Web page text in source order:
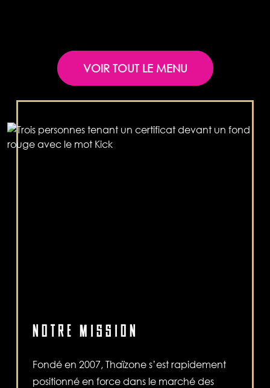
VOIR TOUT LE MENU
NOTRE MISSION
Fondé en 2007, Thaïzone s’est rapidement
positionné en force dans le marché des